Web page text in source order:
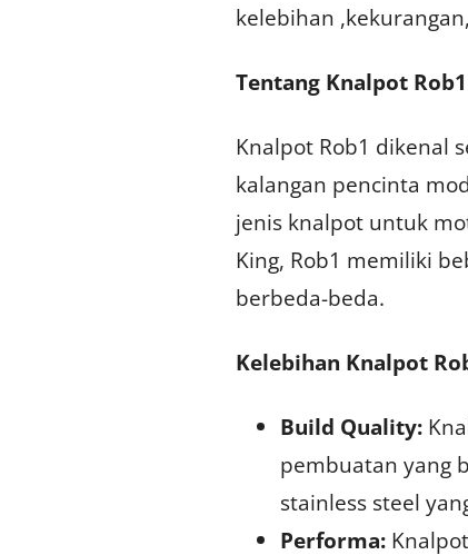
kelebihan
Tentang Knalpot Rob1
Knalpot Rob1 dikenal
kalangan pencinta
jenis knalpot untuk
King, Rob1 memiliki
berbeda-beda.
Kelebihan Knalpot
Build Quality:
pembuatan yang
stainless steel
Performa: